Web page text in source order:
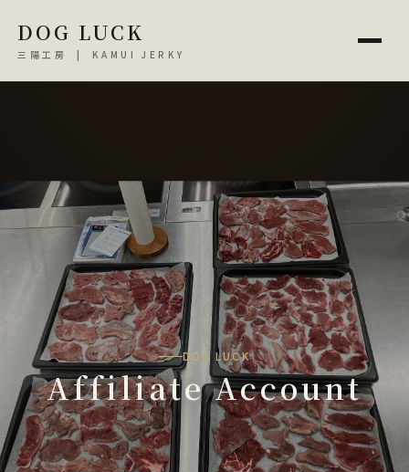
DOG LUCK
三陽工房 | KAMUI JERKY
DOG LUCK
Affiliate Account